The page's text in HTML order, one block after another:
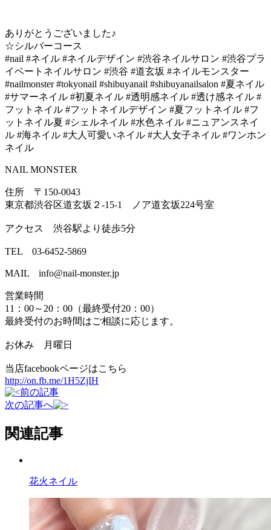
ありがとうございました♪
‪☆シルバーコース
#nail #ネイル #ネイルデザイン #渋谷ネイルサロン #渋谷プラ
イベートネイルサロン #渋谷 #道玄坂 #ネイルモンスター
#nailmonster #tokyonail #shibuyanail #shibuyanailsalon #夏ネイル
#サマーネイル #初夏ネイル #透明感ネイル #透け感ネイル #
フットネイル #フットネイルデザイン #夏フットネイル #フ
ットネイル夏 #シェルネイル #水色ネイル #ニュアンスネイ
ル #海ネイル #大人可愛いネイル #大人女子ネイル #ワンホン
ネイル
NAIL MONSTER
住所 〒150-0043
東京都渋谷区道玄坂２-15-1 ノア道玄坂224号室
アクセス 渋谷駅より徒歩5分
TEL 03-6452-5869
MAIL info@nail-monster.jp
営業時間
11：00～20：00（最終受付20：00）
最終受付のお時間はご相談に応じます。
お休み 月曜日
当店facebookページはこちら
http://on.fb.me/1H5ZjIH
前の記事
次の記事へ
関連記事
花火ネイル